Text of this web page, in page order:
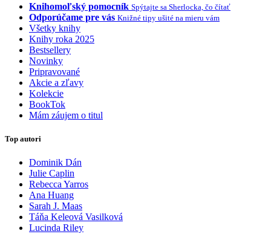
Knihomoľský pomocník Spýtajte sa Sherlocka, čo čítať
Odporúčame pre vás Knižné tipy ušité na mieru vám
Všetky knihy
Knihy roka 2025
Bestsellery
Novinky
Pripravované
Akcie a zľavy
Kolekcie
BookTok
Mám záujem o titul
Top autori
Dominik Dán
Julie Caplin
Rebecca Yarros
Ana Huang
Sarah J. Maas
Táňa Keleová Vasilková
Lucinda Riley